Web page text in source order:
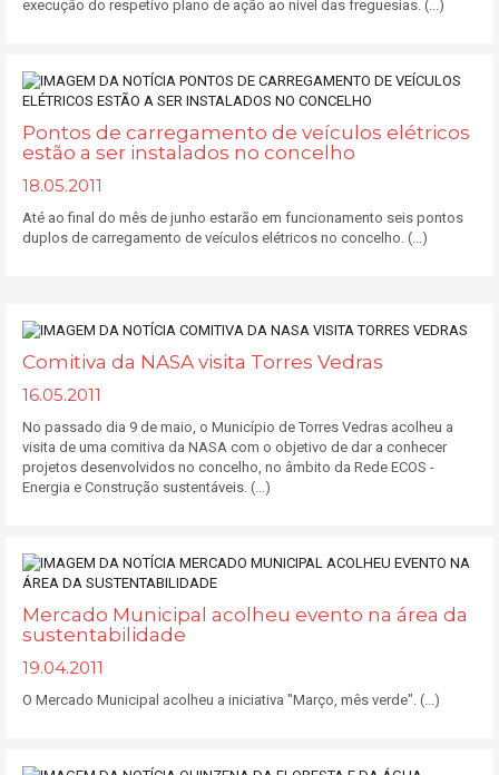
execução do respetivo plano de ação ao nível das freguesias. (...)
Pontos de carregamento de veículos elétricos
estão a ser instalados no concelho
18.05.2011
Até ao final do mês de junho estarão em funcionamento seis pontos
duplos de carregamento de veículos elétricos no concelho. (...)
Comitiva da NASA visita Torres Vedras
16.05.2011
No passado dia 9 de maio, o Município de Torres Vedras acolheu a
visita de uma comitiva da NASA com o objetivo de dar a conhecer
projetos desenvolvidos no concelho, no âmbito da Rede ECOS -
Energia e Construção sustentáveis. (...)
Mercado Municipal acolheu evento na área da
sustentabilidade
19.04.2011
O Mercado Municipal acolheu a iniciativa "Março, mês verde". (...)